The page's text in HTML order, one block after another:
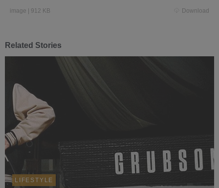
image 912 KB Download
Related Stories
LIFESTYLE